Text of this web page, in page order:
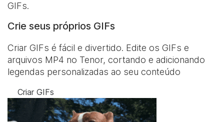
GIFs.
Crie seus próprios GIFs
Criar GIFs é fácil e divertido. Edite os GIFs e
arquivos MP4 no Tenor, cortando e adicionando
legendas personalizadas ao seu conteúdo
Criar GIFs